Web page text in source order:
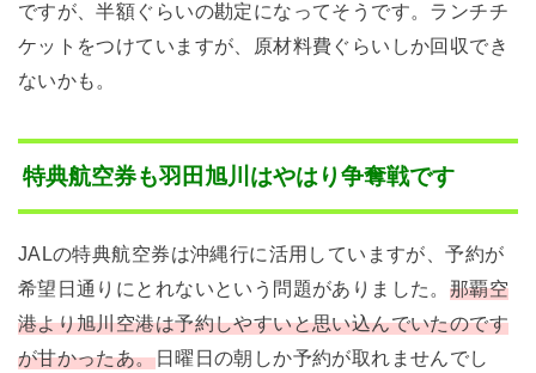
ですが、半額ぐらいの勘定になってそうです。ランチチ
ケットをつけていますが、原材料費ぐらいしか回収でき
ないかも。
特典航空券も羽田旭川はやはり争奪戦です
JALの特典航空券は沖縄行に活用していますが、予約が
希望日通りにとれないという問題がありました。 那覇空
港より旭川空港は予約しやすいと思い込んでいたのです
が甘かったあ。日曜日の朝しか予約が取れませんでし